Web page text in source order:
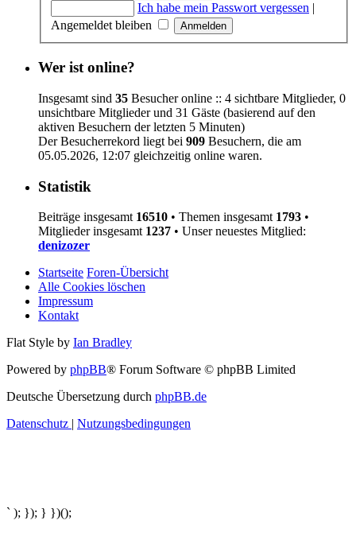
Ich habe mein Passwort vergessen |
Angemeldet bleiben
Wer ist online?
Insgesamt sind 35 Besucher online :: 4 sichtbare Mitglieder, 0
unsichtbare Mitglieder und 31 Gäste (basierend auf den
aktiven Besuchern der letzten 5 Minuten)
Der Besucherrekord liegt bei 909 Besuchern, die am
05.05.2026, 12:07 gleichzeitig online waren.
Statistik
Beiträge insgesamt 16510 • Themen insgesamt 1793 •
Mitglieder insgesamt 1237 • Unser neuestes Mitglied:
denizozer
Startseite Foren-Übersicht
Alle Cookies löschen
Impressum
Kontakt
Flat Style by Ian Bradley
Powered by phpBB® Forum Software © phpBB Limited
Deutsche Übersetzung durch phpBB.de
Datenschutz | Nutzungsbedingungen
` ); }); } })();